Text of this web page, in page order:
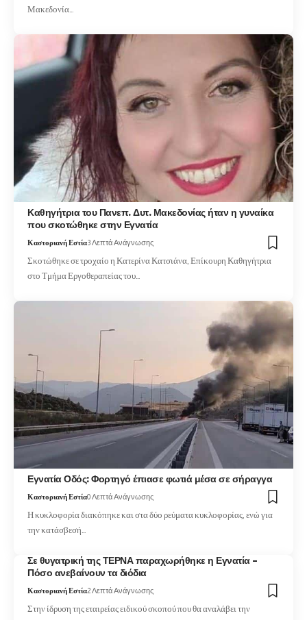
Μακεδονία…
Καθηγήτρια του Πανεπ. Δυτ. Μακεδονίας ήταν η γυναίκα
που σκοτώθηκε στην Εγνατία
Καστοριανή Εστία3 Λεπτά Ανάγνωσης
Σκοτώθηκε σε τροχαίο η Κατερίνα Κατσιάνα, Επίκουρη Καθηγήτρια
στο Τμήμα Εργοθεραπείας του…
Εγνατία Οδός: Φορτηγό έπιασε φωτιά μέσα σε σήραγγα
Καστοριανή Εστία0 Λεπτά Ανάγνωσης
Η κυκλοφορία διακόπηκε και στα δύο ρεύματα κυκλοφορίας, ενώ για
την κατάσβεσή…
Σε θυγατρική της ΤΕΡΝΑ παραχωρήθηκε η Εγνατία –
Πόσο ανεβαίνουν τα διόδια
Καστοριανή Εστία2 Λεπτά Ανάγνωσης
Στην ίδρυση της εταιρείας ειδικού σκοπού που θα αναλάβει την